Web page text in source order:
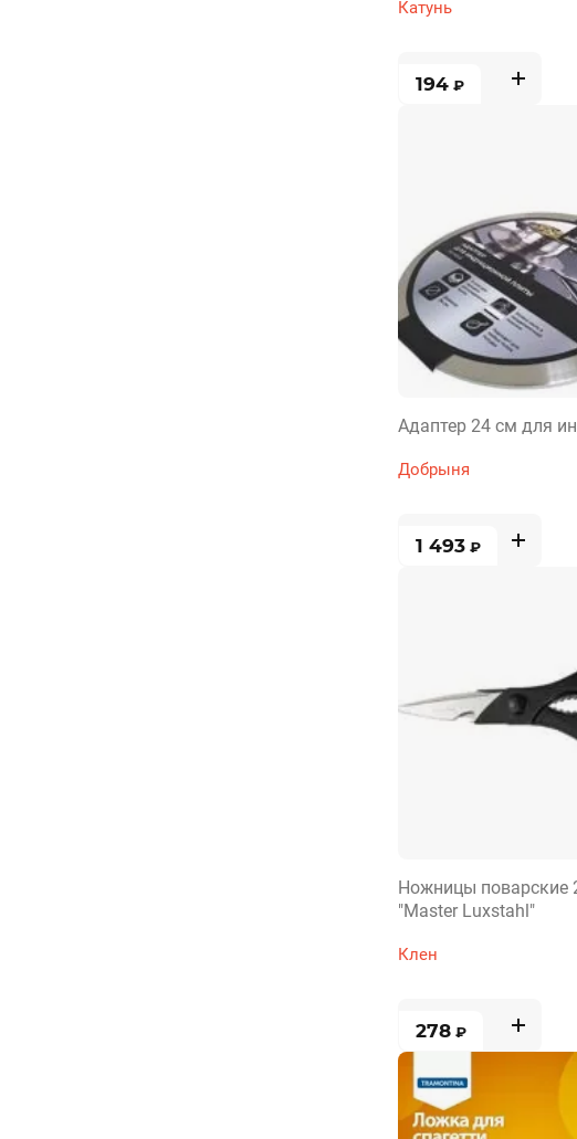
Катунь
194 ₽
Адаптер 24 см для
Добрыня
1 493 ₽
Ножницы поварские
"Master Luxstahl"
Клен
278 ₽